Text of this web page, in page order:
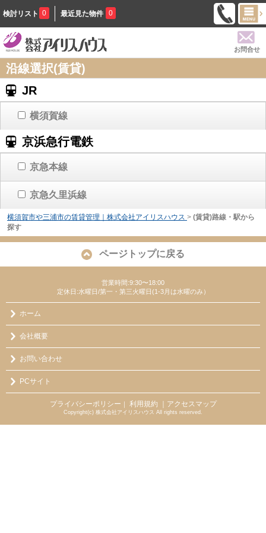
検討リスト 0 最近見た物件 0
お問合せ
沿線選択(賃貸)
JR
横須賀線
京浜急行電鉄
京急本線
京急久里浜線
横須賀市や三浦市の賃貸管理｜株式会社アイリスハウス > (賃貸)路線・駅から
探す
ページトップに戻る
営業時間:9:30〜18:00
定休日:水曜日/第一・第三火曜日(1-3月は水曜のみ）
ホーム
会社概要
お問い合わせ
PCサイト
プライバシーポリシー ｜ 利用規約 ｜アクセスマップ
Copyright(c) 株式会社アイリスハウス All rights reserved.